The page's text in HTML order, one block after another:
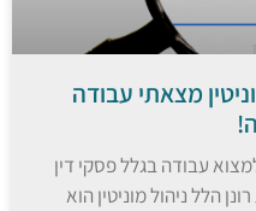
מצאתי עבודה
עבודה בגלל פסקי דין
הלל ניהול מוניטין הוא